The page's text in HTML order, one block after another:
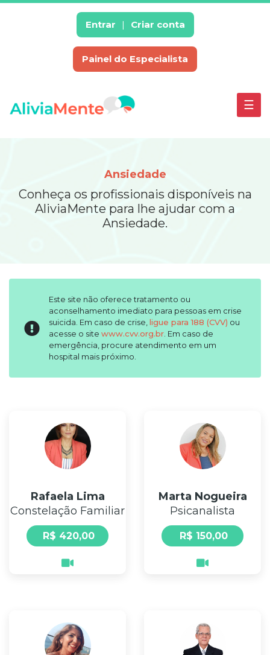
Entrar Criar conta
Painel do Especialista
☰
Ciúmes
Inteligência
Emocional
Síndrome
Pânico
Ansiedade
Insônia
Terapeuta
Constelação
Familiar
Terapeuta
Floral
Psicanalista
Disponíveis
agora
Ansiedade
Conheça os profissionais disponíveis na
AliviaMente para lhe ajudar com a
Ansiedade.
Este site não oferece tratamento ou
aconselhamento imediato para pessoas em crise
suicida. Em caso de crise, ligue para 188 (CVV) ou
acesse o site www.cvv.org.br . Em caso de
emergência, procure atendimento em um
hospital mais próximo.
Rafaela Lima
Constelação Familiar
R$ 420,00
Marta Nogueira
Psicanalista
R$ 150,00